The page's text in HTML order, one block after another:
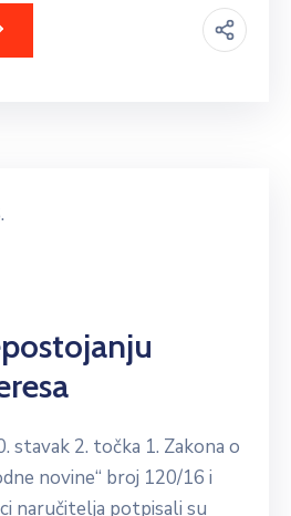
stavak 2. točka 1. Zakona o
novine“ broj 120/16 i
naručitelja potpisali su